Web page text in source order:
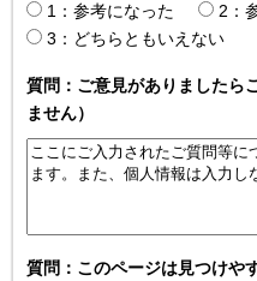
1：参考になった
2：
3：どちらともいえない
質問：ご意見がありましたら
ません）
質問：このページは見つけや